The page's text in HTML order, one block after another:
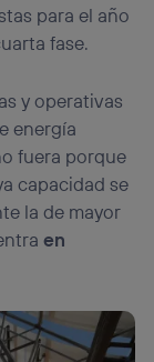
para el año
fase.
y operativas
energía
fuera porque
capacidad se
la de mayor
en